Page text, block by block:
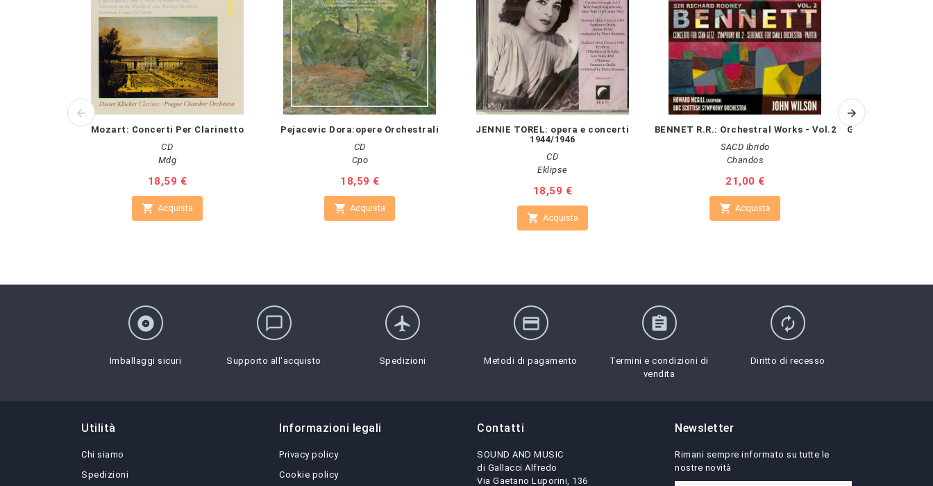
Mozart: Concerti Per Clarinetto
CD
Mdg
Prezzo
18,59 €
 Acquista
Pejacevic Dora:opere Orchestrali
CD
Cpo
Prezzo
18,59 €
 Acquista
JENNIE TOREL: opera e concerti
1944/1946
CD
Eklipse
Prezzo
18,59 €
 Acquista
BENNET R.R.: Orchestral Works - Vol.2
SACD Ibrido
Chandos
Prezzo
21,00 €
 Acquista
GRIMM: Sinfonia
album
Imballaggi sicuri
chat_bubble_outline
Supporto all'acquisto
flight
Spedizioni
credit_card
Metodi di pagamento
assignment
Termini e condizioni di
vendita
autorenew
Diritto di recesso
Utilità
Chi siamo
Spedizioni
Informazioni legali
Privacy policy
Cookie policy
Contatti
SOUND AND MUSIC
di Gallacci Alfredo
Via Gaetano Luporini, 136
Newsletter
Rimani sempre informato su tutte le
nostre novità